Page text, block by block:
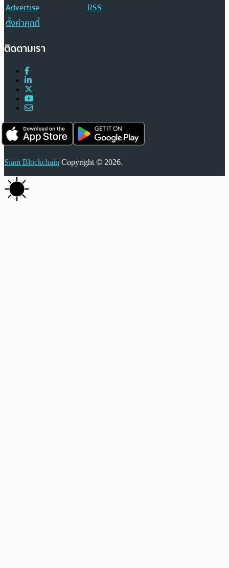
Advertise
RSS
ตั้งค่าคุกกี้
ติดตามเรา
Siam Blockchain Copyright © 2026.